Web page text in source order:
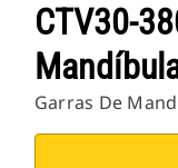
CTV30-
Garras De